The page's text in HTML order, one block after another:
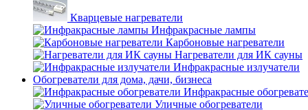
Кварцевые нагреватели
Инфракрасные лампы
Карбоновые нагреватели
Нагреватели для ИК сауны
Инфракрасные излучатели
Обогреватели для дома, дачи, бизнеса
Инфракрасные
Уличные обогреватели